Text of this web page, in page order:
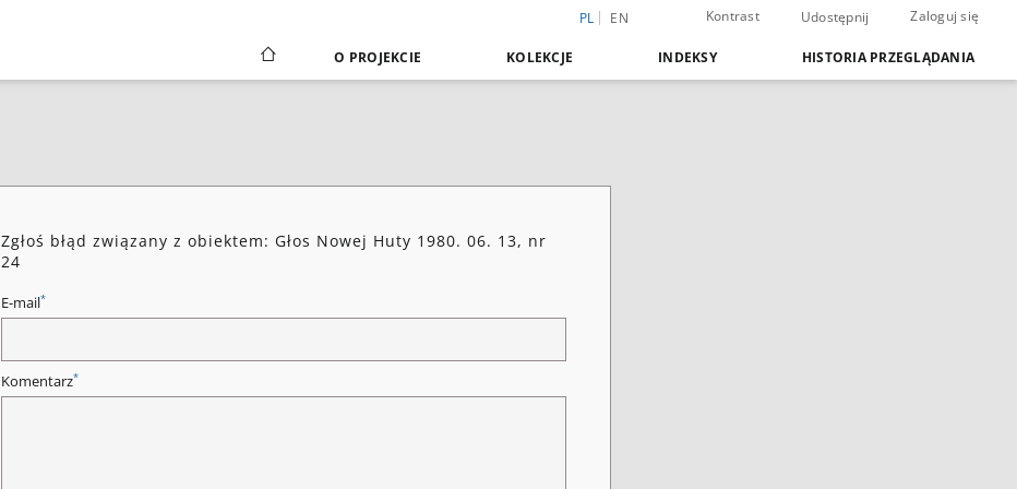
PL EN Kontrast Udostępnij Zaloguj się
O PROJEKCIE KOLEKCJE INDEKSY HISTORIA PRZEGLĄDANIA
Zgłoś błąd związany z obiektem: Głos Nowej Huty 1980. 06. 13, nr
24
E-mail*
Komentarz*